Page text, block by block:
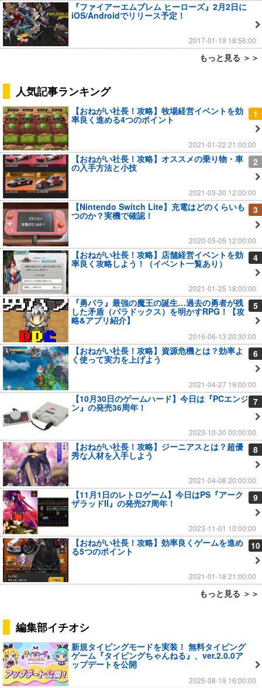
『ファイアーエムブレム ヒーローズ』2月2日に
iOS/Androidでリリース予定！
2017-01-19 18:56:00
もっと見る ＞＞
人気記事ランキング
1
【おねがい社長！攻略】牧場経営イベントを効
率良く進める4つのポイント
2021-01-22 21:00:00
2
【おねがい社長！攻略】オススメの乗り物・車
の入手方法と小技
2021-03-30 12:00:00
3
【Nintendo Switch Lite】充電はどのくらいも
つのか？実機で確認！
2020-05-05 12:00:00
4
【おねがい社長！攻略】店舗経営イベントを効
率良く攻略しよう！（イベント一覧あり）
2021-01-25 18:00:00
5
『勇パラ』最強の魔王の誕生…過去の勇者が残
した矛盾（パラドックス）を明かすRPG！【攻
略&アプリ紹介】
2016-06-13 20:30:00
6
【おねがい社長！攻略】資源危機とは？効率よ
く使って実力を上げよう
2021-04-27 19:00:00
7
【10月30日のゲームハード】今日は『PCエンジ
ン』の発売36周年！
2023-10-30 00:00:00
8
【おねがい社長！攻略】ジーニアスとは？超優
秀な人材を入手しよう
2021-04-08 20:00:00
9
【11月1日のレトロゲーム】今日はPS『アーク
ザラッドII』の発売27周年！
2023-11-01 10:00:00
10
【おねがい社長！攻略】効率良くゲームを進め
る5つのポイント
2021-01-18 21:00:00
もっと見る ＞＞
編集部イチオシ
新規タイピングモードを実装！ 無料タイピング
ゲーム『タイピングちゃんねる』、ver.2.0.0ア
ップデートを公開
2025-08-19 16:00:00